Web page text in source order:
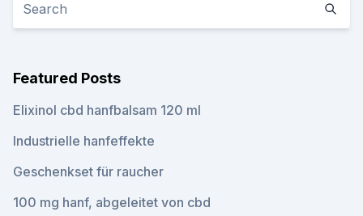
Featured Posts
Elixinol cbd hanfbalsam 120 ml
Industrielle hanfeffekte
Geschenkset für raucher
100 mg hanf, abgeleitet von cbd